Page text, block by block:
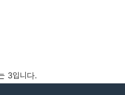
3입니다.